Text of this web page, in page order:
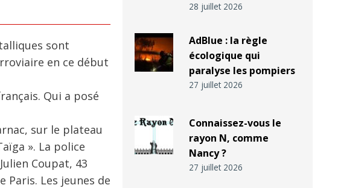
sont
en ce début
Qui a posé
sur le plateau
». La police
Coupat, 43
Les jeunes de
28 juillet 2026
AdBlue : la règle
écologique qui
paralyse les pompiers
27 juillet 2026
Connaissez-vous le
rayon N, comme
Nancy ?
27 juillet 2026